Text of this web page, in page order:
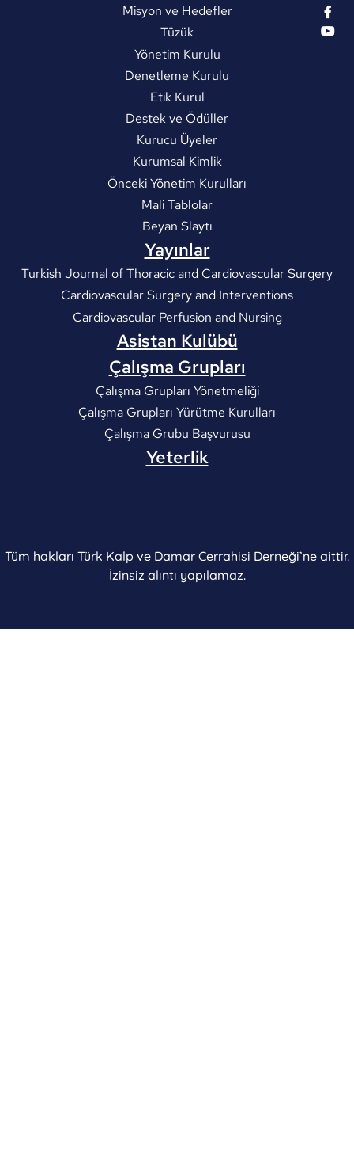
Misyon ve Hedefler
Tüzük
Yönetim Kurulu
Denetleme Kurulu
Etik Kurul
Destek ve Ödüller
Kurucu Üyeler
Kurumsal Kimlik
Önceki Yönetim Kurulları
Mali Tablolar
Beyan Slaytı
Yayınlar
Turkish Journal of Thoracic and Cardiovascular Surgery
Cardiovascular Surgery and Interventions
Cardiovascular Perfusion and Nursing
Asistan Kulübü
Çalışma Grupları
Çalışma Grupları Yönetmeliği
Çalışma Grupları Yürütme Kurulları
Çalışma Grubu Başvurusu
Yeterlik
Tüm hakları Türk Kalp ve Damar Cerrahisi Derneği’ne aittir.
İzinsiz alıntı yapılamaz.